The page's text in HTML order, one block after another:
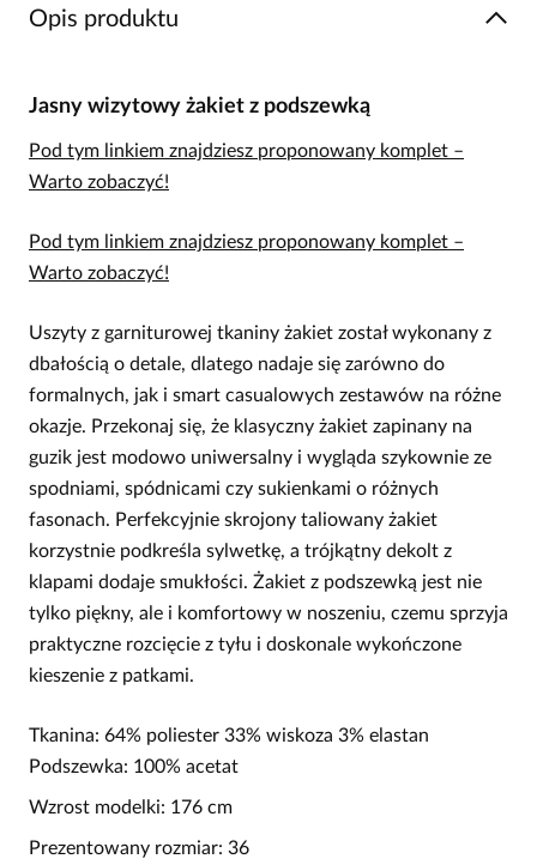
Opis produktu
Jasny wizytowy żakiet z podszewką
Pod tym linkiem znajdziesz proponowany komplet –
Warto zobaczyć!
Pod tym linkiem znajdziesz proponowany komplet –
Warto zobaczyć!
Uszyty z garniturowej tkaniny żakiet został wykonany z
dbałością o detale, dlatego nadaje się zarówno do
formalnych, jak i smart casualowych zestawów na różne
okazje. Przekonaj się, że klasyczny żakiet zapinany na
guzik jest modowo uniwersalny i wygląda szykownie ze
spodniami, spódnicami czy sukienkami o różnych
fasonach. Perfekcyjnie skrojony taliowany żakiet
korzystnie podkreśla sylwetkę, a trójkątny dekolt z
klapami dodaje smukłości. Żakiet z podszewką jest nie
tylko piękny, ale i komfortowy w noszeniu, czemu sprzyja
praktyczne rozcięcie z tyłu i doskonale wykończone
kieszenie z patkami.
Tkanina: 64% poliester 33% wiskoza 3% elastan
Podszewka: 100% acetat
Wzrost modelki: 176 cm
Prezentowany rozmiar: 36